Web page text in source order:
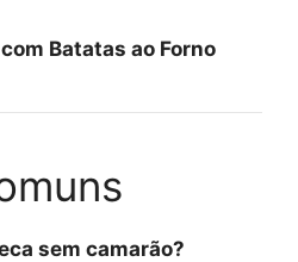
Batatas ao Forno
sem camarão?